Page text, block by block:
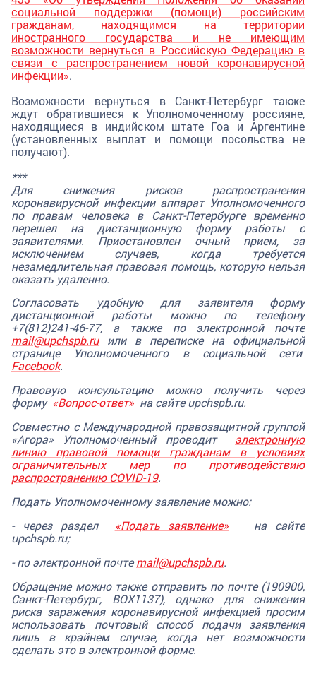
социальной поддержки (помощи) российским
гражданам, находящимся на территории
иностранного государства и не имеющим
возможности вернуться в Российскую Федерацию в
связи с распространением новой коронавирусной
инфекции».
Возможности вернуться в Санкт-Петербург также
ждут обратившиеся к Уполномоченному россияне,
находящиеся в индийском штате Гоа и Аргентине
(установленных выплат и помощи посольства не
получают).
***
Для снижения рисков распространения
коронавирусной инфекции аппарат Уполномоченного
по правам человека в Санкт-Петербурге временно
перешел на дистанционную форму работы с
заявителями. Приостановлен очный прием, за
исключением случаев, когда требуется
незамедлительная правовая помощь, которую нельзя
оказать удаленно.
Согласовать удобную для заявителя форму
дистанционной работы можно по телефону
+7(812)241-46-77, а также по электронной почте
mail@upchspb.ruили в переписке на официальной
странице Уполномоченного в социальной сети
Facebook.
Правовую консультацию можно получить через
форму «Вопрос-ответ» на сайте upchspb.ru.
Совместно с Международной правозащитной группой
«Агора» Уполномоченный проводит электронную
линию правовой помощи гражданам в условиях
ограничительных мер по противодействию
распространению COVID-19.
Подать Уполномоченному заявление можно:
- через раздел
«Подать заявление»
на сайте
upchspb.ru;
- по электронной почтеmail@upchspb.ru.
Обращение можно также отправить по почте (190900,
Санкт-Петербург, BOX1137), однако для снижения
риска заражения коронавирусной инфекцией просим
использовать почтовый способ подачи заявления
лишь в крайнем случае, когда нет возможности
сделать это в электронной форме.